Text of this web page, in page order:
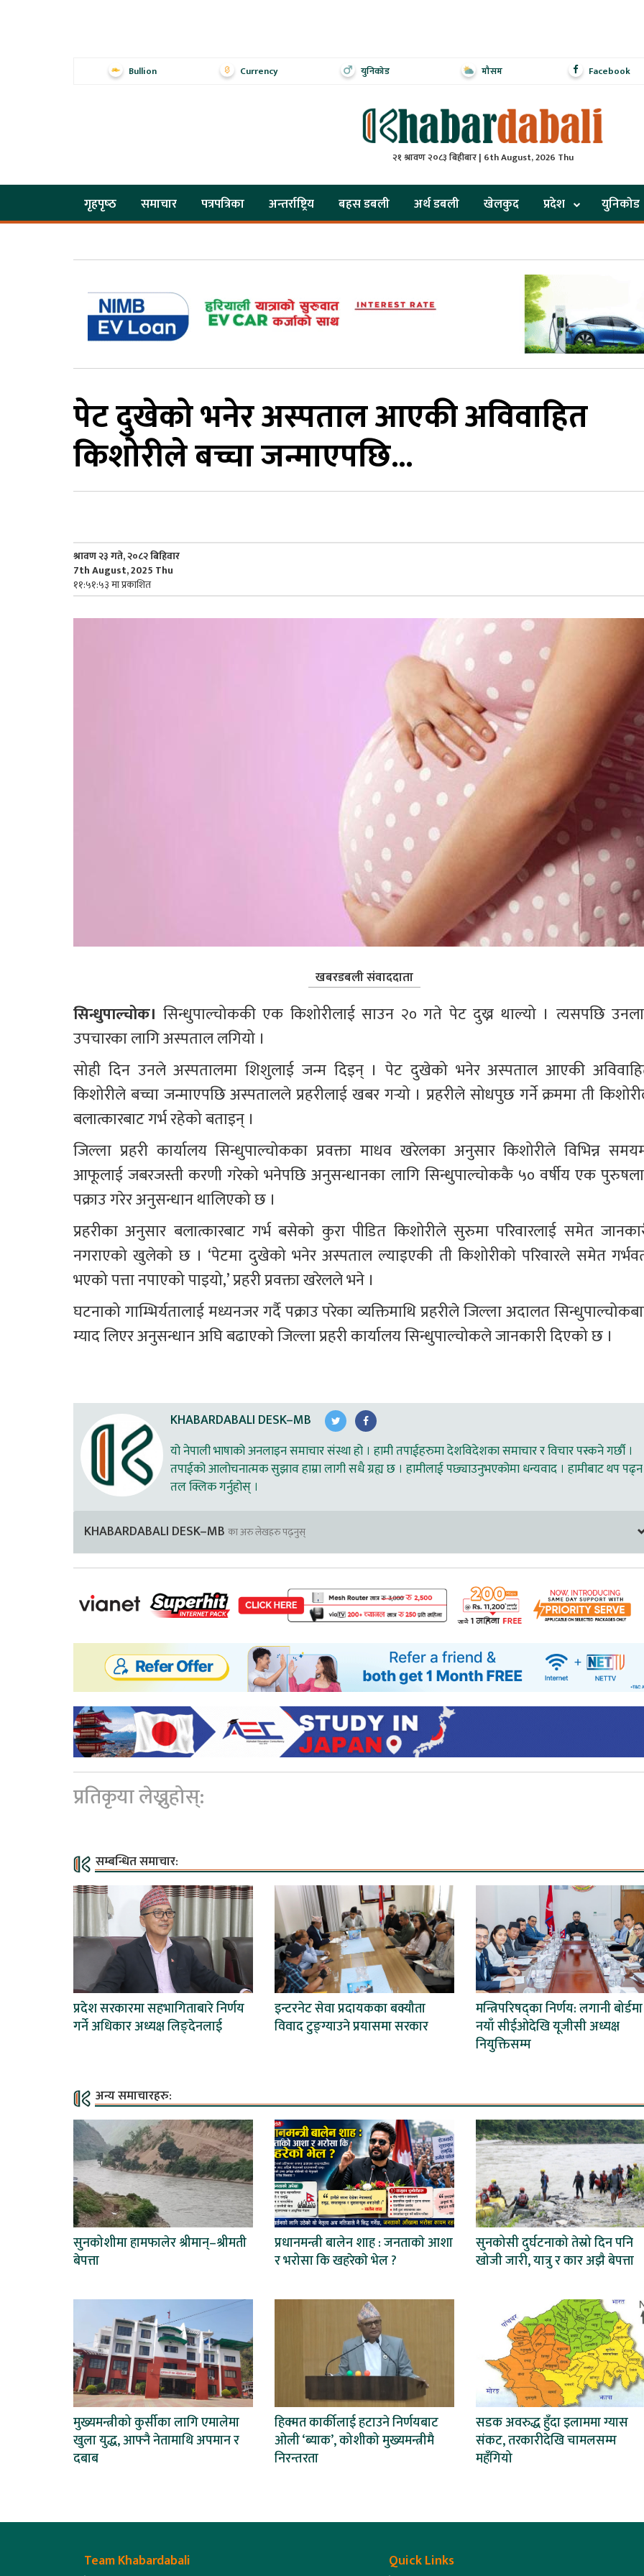
Bullion Currency युनिकोड मौसम Facebook
२१ श्रावण २०८३ बिहीबार | 6th August, 2026 Thu
गृहपृष्‍ठ समाचार पत्रपत्रिका अन्तर्राष्ट्रिय बहस डबली अर्थ डबली खेलकुद प्रदेश युनिकोड
पेट दुखेको भनेर अस्पताल आएकी अविवाहित
किशोरीले बच्चा जन्माएपछि...
श्रावण २३ गते, २०८२ बिहिवार
7th August, 2025 Thu
११:५१:५३ मा प्रकाशित
खबरडबली संवाददाता
सिन्धुपाल्चोक। सिन्धुपाल्चोककी एक किशोरीलाई साउन २० गते पेट दुख्न थाल्यो । त्यसपछि
उपचारका लागि अस्पताल लगियो ।
सोही दिन उनले अस्पतालमा शिशुलाई जन्म दिइन् । पेट दुखेको भनेर अस्पताल आएकी
किशोरीले बच्चा जन्माएपछि अस्पतालले प्रहरीलाई खबर गर्‍यो । प्रहरीले सोधपुछ गर्ने क्रममा ती
बलात्कारबाट गर्भ रहेको बताइन् ।
जिल्ला प्रहरी कार्यालय सिन्धुपाल्चोकका प्रवक्ता माधव खरेलका अनुसार किशोरीले विभिन्न
आफूलाई जबरजस्ती करणी गरेको भनेपछि अनुसन्धानका लागि सिन्धुपाल्चोककै ५० वर्षीय एक
पक्राउ गरेर अनुसन्धान थालिएको छ ।
प्रहरीका अनुसार बलात्कारबाट गर्भ बसेको कुरा पीडित किशोरीले सुरुमा परिवारलाई समेत
नगराएको खुलेको छ । ‘पेटमा दुखेको भनेर अस्पताल ल्याइएकी ती किशोरीको परिवारले समेत
भएको पत्ता नपाएको पाइयो,’ प्रहरी प्रवक्ता खरेलले भने ।
घटनाको गाम्भिर्यतालाई मध्यनजर गर्दै पक्राउ परेका व्यक्तिमाथि प्रहरीले जिल्ला अदालत
म्याद लिएर अनुसन्धान अघि बढाएको जिल्ला प्रहरी कार्यालय सिन्धुपाल्चोकले जानकारी दिएको छ ।
KHABARDABALI DESK–MB
यो नेपाली भाषाको अनलाइन समाचार संस्था हो । हामी तपाईहरुमा देशविदेशका समाचार र विचार पस्कने गर्छौ ।
तपाईको आलोचनात्मक सुझाव हाम्रा लागी सधै ग्रह्य छ । हामीलाई पछ्याउनुभएकोमा धन्यवाद । हामीबाट थप पढ्न
तल क्लिक गर्नुहोस् ।
KHABARDABALI DESK–MB का अरु लेखहरु पढ्नुस्
प्रतिकृया लेख्नुहोस्:
सम्बन्धित समाचार:
प्रदेश सरकारमा सहभागिताबारे निर्णय
गर्ने अधिकार अध्यक्ष लिङ्देनलाई
इन्टरनेट सेवा प्रदायकका बक्यौता
विवाद टुङ्ग्याउने प्रयासमा सरकार
मन्त्रिपरिषद्का निर्णय: लगानी बोर्डमा
नयाँ सीईओदेखि यूजीसी अध्यक्ष
नियुक्तिसम्म
अन्य समाचारहरु:
सुनकोशीमा हामफालेर श्रीमान्–श्रीमती
बेपत्ता
प्रधानमन्त्री बालेन शाह : जनताकाे आशा
र भरोसा कि खहरेकाे भेल ?
सुनकोसी दुर्घटनाको तेस्रो दिन पनि
खोजी जारी, यात्रु र कार अझै बेपत्ता
मुख्यमन्त्रीको कुर्सीका लागि एमालेमा
खुला युद्ध, आफ्नै नेतामाथि अपमान र
दबाब
हिक्मत कार्कीलाई हटाउने निर्णयबाट
ओली ‘ब्याक’, कोशीको मुख्यमन्त्रीमै
निरन्तरता
सडक अवरुद्ध हुँदा इलाममा ग्यास
संकट, तरकारीदेखि चामलसम्म
महँगियो
Team Khabardabali Quick Links